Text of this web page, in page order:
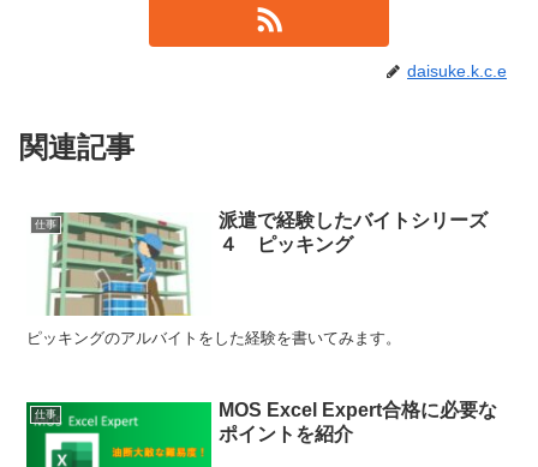
daisuke.k.c.e
関連記事
仕事
派遣で経験したバイトシリーズ
４ ピッキング
ピッキングのアルバイトをした経験を書いてみます。
仕事
MOS Excel Expert合格に必要な
ポイントを紹介